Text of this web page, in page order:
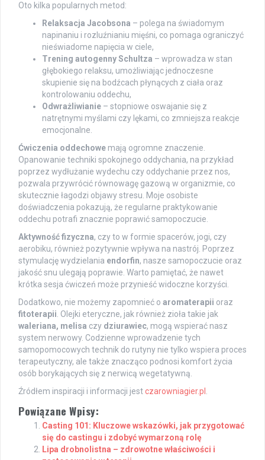
Oto kilka popularnych metod:
Relaksacja Jacobsona – polega na świadomym
napinaniu i rozluźnianiu mięśni, co pomaga ograniczyć
nieświadome napięcia w ciele,
Trening autogenny Schultza – wprowadza w stan
głębokiego relaksu, umożliwiając jednoczesne
skupienie się na bodźcach płynących z ciała oraz
kontrolowaniu oddechu,
Odwrażliwianie – stopniowe oswajanie się z
natrętnymi myślami czy lękami, co zmniejsza reakcje
emocjonalne.
Ćwiczenia oddechowe mają ogromne znaczenie.
Opanowanie techniki spokojnego oddychania, na przykład
poprzez wydłużanie wydechu czy oddychanie przez nos,
pozwala przywrócić równowagę gazową w organizmie, co
skutecznie łagodzi objawy stresu. Moje osobiste
doświadczenia pokazują, że regularne praktykowanie
oddechu potrafi znacznie poprawić samopoczucie.
Aktywność fizyczna, czy to w formie spacerów, jogi, czy
aerobiku, również pozytywnie wpływa na nastrój. Poprzez
stymulację wydzielania endorfin, nasze samopoczucie oraz
jakość snu ulegają poprawie. Warto pamiętać, że nawet
krótka sesja ćwiczeń może przynieść widoczne korzyści.
Dodatkowo, nie możemy zapomnieć o aromaterapii oraz
fitoterapii . Olejki eteryczne, jak również zioła takie jak
waleriana, melisa czy dziurawiec, mogą wspierać nasz
system nerwowy. Codzienne wprowadzenie tych
samopomocowych technik do rutyny nie tylko wspiera proces
terapeutyczny, ale także znacząco podnosi komfort życia
osób borykających się z nerwicą wegetatywną.
Źródłem inspiracji i informacji jestczarowniagier.pl
Powiązane Wpisy:
Casting 101: Kluczowe wskazówki, jak przygotować
się do castingu i zdobyć wymarzoną rolę
Lipa drobnolistna – zdrowotne właściwości i